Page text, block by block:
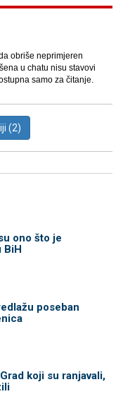
obriše neprimjeren
u chatu nisu stavovi
samo za čitanje.
(2)
ono što je
BiH
poseban
koji su ranjavali,